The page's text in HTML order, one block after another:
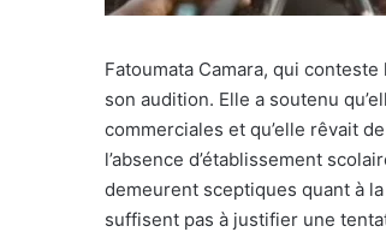
Fatoumata Camara, qui
son audition. Elle a soutenu
commerciales et qu’elle rêvait
l’absence d’établissement
demeurent sceptiques quant à
suffisent pas à justifier une